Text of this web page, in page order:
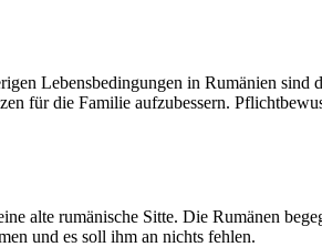
Lebensbedingungen in Rumänien sind
für die Familie aufzubessern.
alte rumänische Sitte. Die Rumänen
und es soll ihm an nichts fehlen.